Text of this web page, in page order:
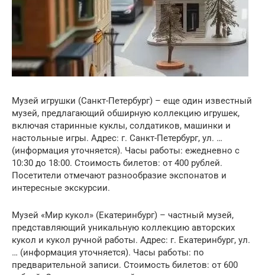
Музей игрушки (Санкт-Петербург) – еще один известный
музей, предлагающий обширную коллекцию игрушек,
включая старинные куклы, солдатиков, машинки и
настольные игры. Адрес: г. Санкт-Петербург, ул. …
(информация уточняется). Часы работы: ежедневно с
10:30 до 18:00. Стоимость билетов: от 400 рублей.
Посетители отмечают разнообразие экспонатов и
интересные экскурсии.
Музей «Мир кукол» (Екатеринбург) – частный музей,
представляющий уникальную коллекцию авторских
кукол и кукол ручной работы. Адрес: г. Екатеринбург, ул.
… (информация уточняется). Часы работы: по
предварительной записи. Стоимость билетов: от 600